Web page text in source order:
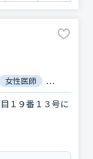
女性医師 駐車場あり
１９番１３号に